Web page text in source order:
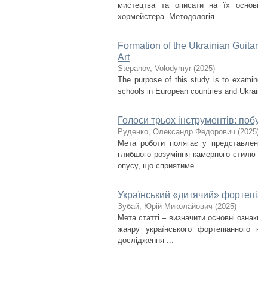
мистецтва та описати на їх
хормейстера. Методологія ...
Formation of the Ukrainian
Art
Stepanov, Volodymyr (2025)
The purpose of this study is to
schools in European countries and
Голоси трьох інструментів:
Руденко, Олександр Федорович (2025
Мета роботи полягає у
глибшого розуміння камерного
опусу, що сприятиме ...
Український «дитячий»
Зубай, Юрій Миколайович (2025)
Мета статті – визначити основні
жанру українського
дослідження ...